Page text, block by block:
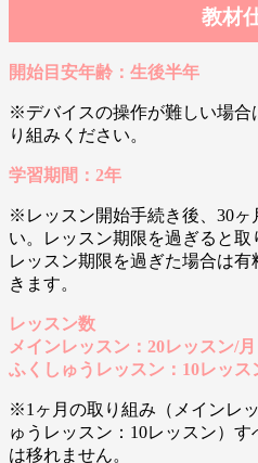
教材
開始目安年齢：生後半年
※デバイスの操作が難しい場合
り組みください。
学習期間：2年
※レッスン開始手続き後、30ヶ
い。レッスン期限を過ぎると取
レッスン期限を過ぎた場合は
きます。
レッスン数
メインレッスン：20レッスン/月
ふくしゅうレッスン：10レッス
※1ヶ月の取り組み（メインレ
ゅうレッスン：10レッスン）
は移れません。